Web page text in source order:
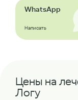
WhatsApp
Написать
Цены на
Логу